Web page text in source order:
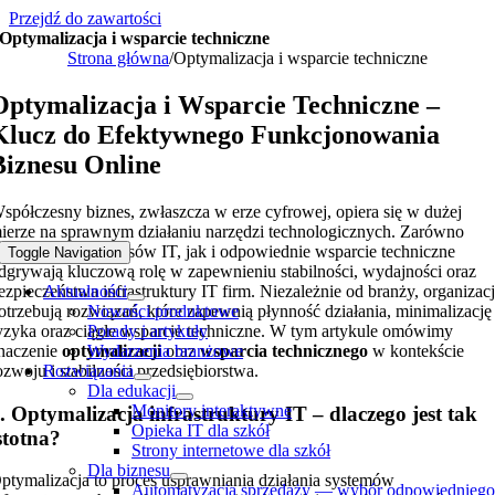
Przejdź do zawartości
Toggle Navigation
Aktualności
Nowości produktowe
Porady i artykuły
Wydarzenia branżowe
Rozwiązania
Dla edukacji
Monitory interaktywne
Opieka IT dla szkół
Strony internetowe dla szkół
Dla biznesu
Automatyzacja sprzedaży — wybór odpowiedniego
Optymalizacja i wsparcie techniczne
Strona główna/Optymalizacja i wsparcie techniczne
i Wsparcie Techniczne –
do Efektywnego Funkcjonowania
Online
biznes, zwłaszcza w erze cyfrowej, opiera się w dużej
na sprawnym działaniu narzędzi technologicznych. Zarówno
procesów IT, jak i odpowiednie wsparcie techniczne
kluczową rolę w zapewnieniu stabilności, wydajności oraz
infrastruktury IT firm. Niezależnie od branży,
rozwiązań, które zapewnią płynność działania, minimalizację
oraz ciągłe wsparcie techniczne. W tym artykule omówimy
optymalizacjiorazwsparcia technicznego w kontekście
i stabilności przedsiębiorstwa.
Optymalizacja infrastruktury IT – dlaczego jest tak
to proces usprawniania działania systemów